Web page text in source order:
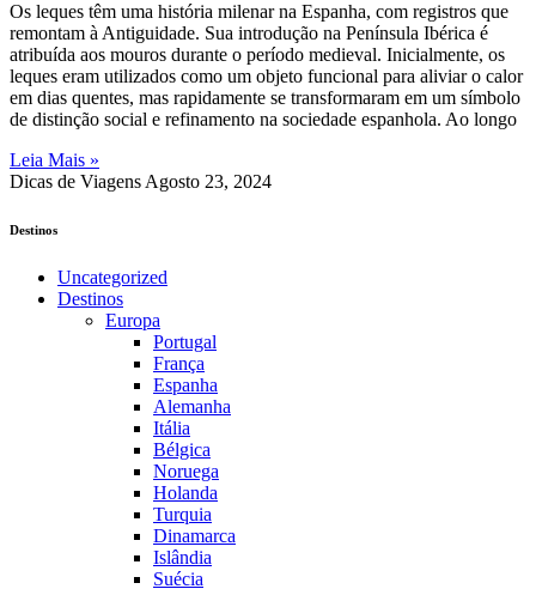
Os leques têm uma história milenar na Espanha, com registros que
remontam à Antiguidade. Sua introdução na Península Ibérica é
atribuída aos mouros durante o período medieval. Inicialmente, os
leques eram utilizados como um objeto funcional para aliviar o calor
em dias quentes, mas rapidamente se transformaram em um símbolo
de distinção social e refinamento na sociedade espanhola. Ao longo
Leia Mais »
Dicas de Viagens Agosto 23, 2024
Destinos
Uncategorized
Destinos
Europa
Portugal
França
Espanha
Alemanha
Itália
Bélgica
Noruega
Holanda
Turquia
Dinamarca
Islândia
Suécia